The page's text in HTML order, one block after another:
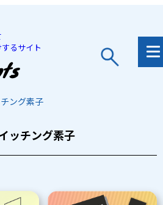
るサイト
ング素子
ッチング素子